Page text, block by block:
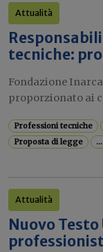
Attualità
tecniche:
Fondazione
proporzionato ai
Professioni tecniche
Proposta di legge
...
Attualità
Nuovo